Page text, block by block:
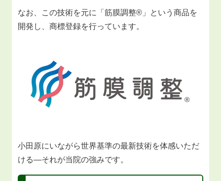
なお、この技術を元に「筋膜調整®」という商品を
開発し、商標登録を行っています。
小田原にいながら世界基準の最新技術を体感いただ
ける―それが当院の強みです。